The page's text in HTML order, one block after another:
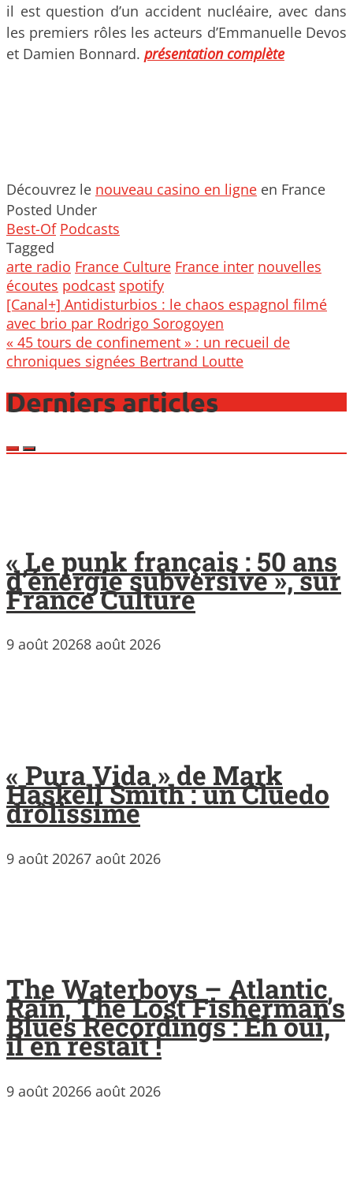
il est question d’un accident nucléaire, avec dans
les premiers rôles les acteurs d’Emmanuelle Devos
et Damien Bonnard. présentation complète
Découvrez le nouveau casino en ligne en France
Posted Under
Best-Of Podcasts
Tagged
arte radio France Culture France inter nouvelles
écoutes podcast spotify
Post
navigation
[Canal+] Antidisturbios : le chaos espagnol filmé
avec brio par Rodrigo Sorogoyen
« 45 tours de confinement » : un recueil de
chroniques signées Bertrand Loutte
Derniers articles
« Le punk français : 50 ans
d’énergie subversive », sur
France Culture
9 août 20268 août 2026
« Pura Vida » de Mark
Haskell Smith : un Cluedo
drôlissime
9 août 20267 août 2026
The Waterboys – Atlantic
Rain, The Lost Fisherman’s
Blues Recordings : Eh oui,
il en restait !
9 août 20266 août 2026